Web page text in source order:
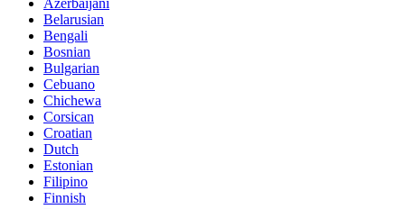
Azerbaijani
Belarusian
Bengali
Bosnian
Bulgarian
Cebuano
Chichewa
Corsican
Croatian
Dutch
Estonian
Filipino
Finnish